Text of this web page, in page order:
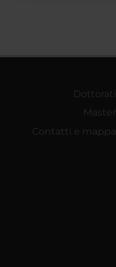
Dottorati
Master
Contatti e mappa